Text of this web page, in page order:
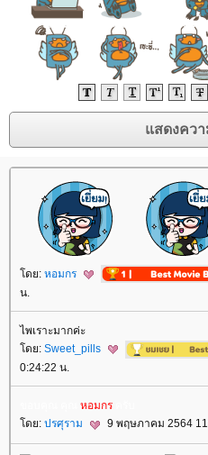
ดย: หอมกร
น.
ไพเราะมากค่ะ
ดย: Sweet_pills
0:24:22 น.
หอมกร
ดย: ปรศุราม 9 พฤษภาคม 2564